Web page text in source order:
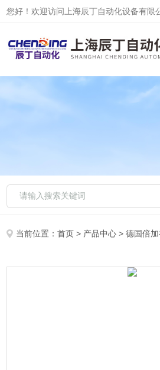
您好！欢迎访问上海辰丁自动化设备有限
当前位置：首页 > 产品中心 >德国倍